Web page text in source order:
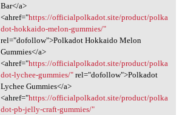
Bar</a>
<ahref="https://officialpolkadot.site/product/polka
dot-hokkaido-melon-gummies/"
rel="dofollow">Polkadot Hokkaido Melon
Gummies</a>
<ahref="https://officialpolkadot.site/product/polka
dot-lychee-gummies/"rel="dofollow">Polkadot
Lychee Gummies</a>
<ahref="https://officialpolkadot.site/product/polka
dot-pb-jelly-craft-gummies/"